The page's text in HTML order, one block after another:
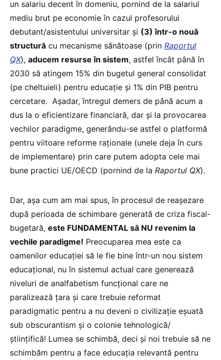
un salariu decent în domeniu, pornind de la salariul
mediu brut pe economie în cazul profesorului
debutant/asistentului universitar și (3) într-o nouă
structură cu mecanisme sănătoase (prin Raportul
QX), aducem resurse în sistem, astfel încât până în
2030 să atingem 15% din bugetul general consolidat
(pe cheltuieli) pentru educație și 1% din PIB pentru
cercetare. Așadar, întregul demers de până acum a
dus la o eficientizare financiară, dar și la provocarea
vechilor paradigme, generându-se astfel o platformă
pentru viitoare reforme raționale (unele deja în curs
de implementare) prin care putem adopta cele mai
bune practici UE/OECD (pornind de la Raportul QX).
Dar, așa cum am mai spus, în procesul de reașezare
după perioada de schimbare generată de criza fiscal-
bugetară, este FUNDAMENTAL să NU revenim la
vechile paradigme! Preocuparea mea este ca
oamenilor educației să le fie bine într-un nou sistem
educațional, nu în sistemul actual care generează
niveluri de analfabetism funcțional care ne
paralizează țara și care trebuie reformat
paradigmatic pentru a nu deveni o civilizație eșuată
sub obscurantism și o colonie tehnologică/
științifică! Lumea se schimbă, deci și noi trebuie să ne
schimbăm pentru a face educația relevantă pentru